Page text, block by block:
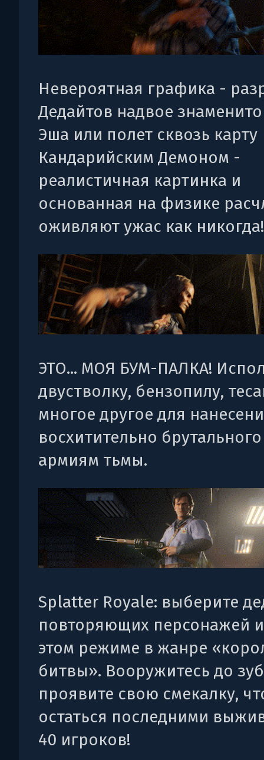
Невероятная графика -
Дедайтов надвое
Эша или полет сквозь карту
Кандарийским Демоном -
реалистичная картинка и
основанная на физике
оживляют ужас как никогда!
ЭТО... МОЯ БУМ-ПАЛКА!
двустволку, бензопилу,
многое другое для
восхитительно
армиям тьмы.
Splatter Royale: выберите
повторяющих персонажей
этом режиме в жанре
битвы». Вооружитесь до
проявите свою смекалку,
остаться последними
40 игроков!